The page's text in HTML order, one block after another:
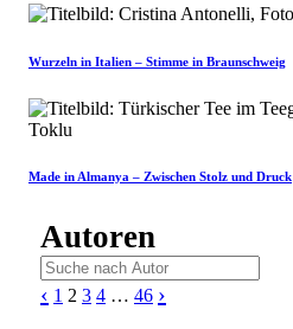
Wurzeln in Italien – Stimme in Braunschweig
Made in Almanya – Zwischen Stolz und Druck
Autoren
‹ 1 2 3 4 … 46 ›